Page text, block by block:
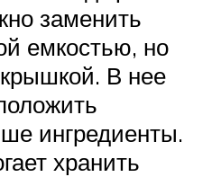
заменить
емкостью, но
В нее
ингредиенты.
хранить